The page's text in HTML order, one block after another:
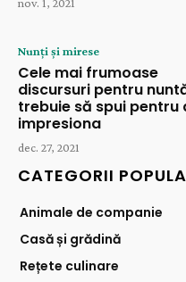
Nunți și mirese
Cele mai frumoase
discursuri pentru
trebuie să spui pentru
impresiona
dec. 27, 2021
CATEGORII
Animale de companie
Casă și grădină
Rețete culinare